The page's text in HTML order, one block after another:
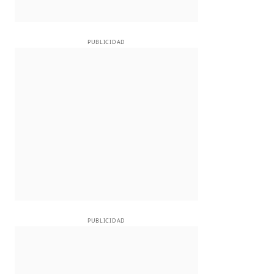
PUBLICIDAD
PUBLICIDAD